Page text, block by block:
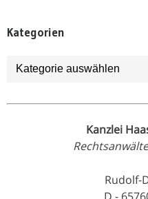
Kategorien
Kategorien
Kanzlei
Rudolf-